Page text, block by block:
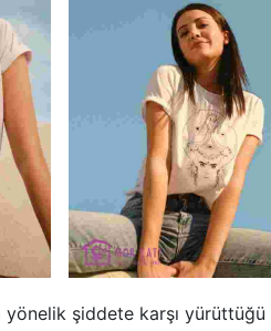
yönelik şiddete karşı